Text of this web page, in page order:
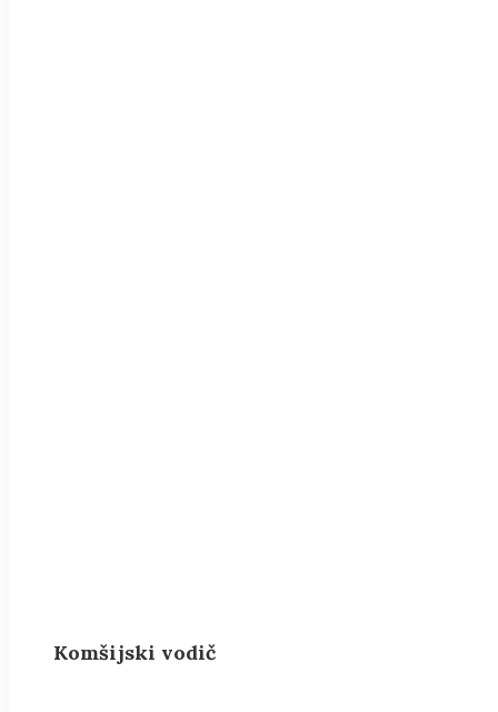
Komšijski vodič